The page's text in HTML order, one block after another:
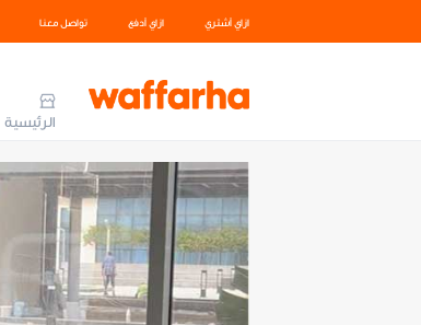
ازاي أشتري ازاي أدفع تواصل معنا
الرئيسية